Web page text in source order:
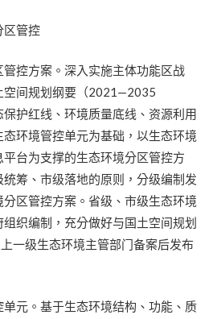
区管控
管控方案。深入实施主体功能区战
空间规划纲要（2021—2035
护红线、环境质量底线、资源利用
态环境管控单元为基础，以生态环境
台为支撑的生态环境分区管控方
筹、市级落地的原则，分级编制发
区管控方案。省级、市级生态环境
织编制，充分做好与国土空间规划
一级生态环境主管部门备案后发布
单元。基于生态环境结构、功能、质